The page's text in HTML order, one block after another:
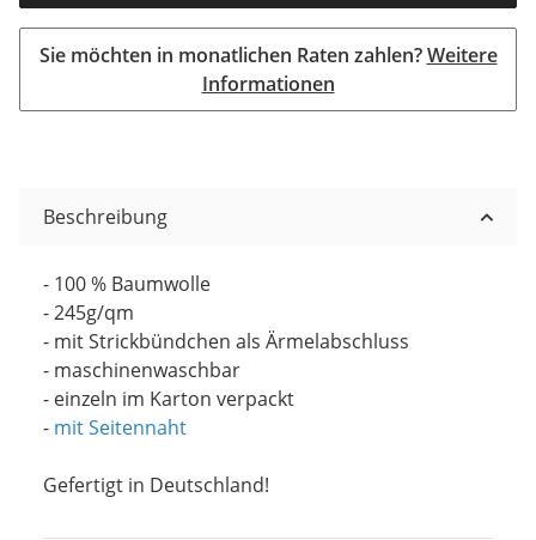
Sie möchten in monatlichen Raten zahlen?Weitere
Informationen
Beschreibung
- 100 % Baumwolle
- 245g/qm
- mit Strickbündchen als Ärmelabschluss
- maschinenwaschbar
- einzeln im Karton verpackt
- mit Seitennaht
Gefertigt in Deutschland!